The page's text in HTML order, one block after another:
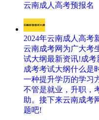
云南成人高考预报名
2024年云南成人高考
云南成考网为广大考
试大纲最新资讯!成考
成考考试大纲什么是
一种提升学历的学习
不管是就业，升职，
助。接下来云南成考
题吧!